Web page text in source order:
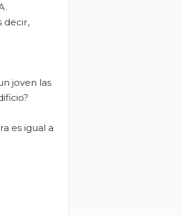
decir,
joven las
es igual a